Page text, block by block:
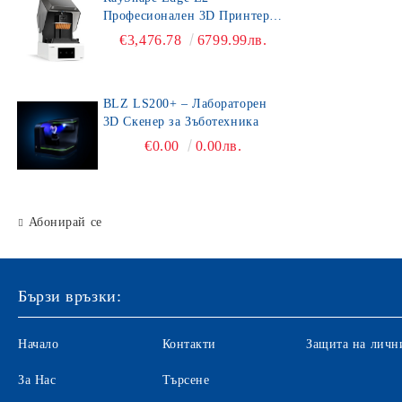
Професионален 3D Принтер
за Зъботехника
€3,476.78 6799.99лв.
BLZ LS200+ – Лабораторен
3D Скенер за Зъботехника
€0.00 0.00лв.
Абонирай се
Бързи връзки:
Начало
За Нас
Контакти
Търсене
Защита на